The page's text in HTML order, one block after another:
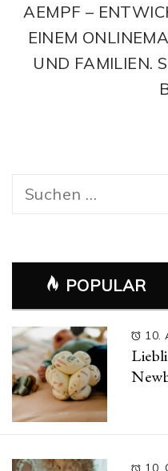
AEMPF –
EINEM
UND FAMILIEN.
Suchen
POPULAR
10.
10.